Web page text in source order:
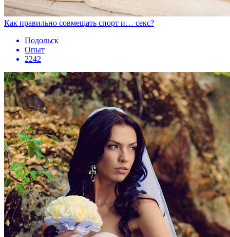
Как правильно совмещать спорт и… секс?
Подольск
Опыт
2242